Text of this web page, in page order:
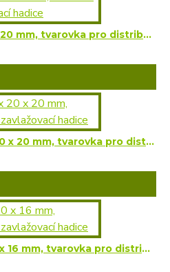
PE 20 mm Koleno - 20 x 20 mm, tvarovka pro distribuční a zavlažovací hadice
PE 20 mm T-kus - 20 x 20 x 20 mm, tvarovka pro distribuční a zavlažovací hadice
PE 20 mm Přechod - 20 x 16 mm, tvarovka pro distribuční a zavlažovací hadice